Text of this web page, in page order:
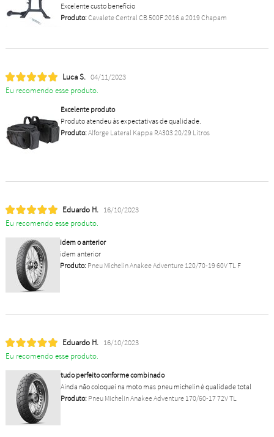
Excelente custo benefício
Produto:Cavalete Central CB 500F 2016 a 2019 Chapam
Luca S. 04/11/2023
Eu recomendo esse produto.
Excelente produto
Produto atendeu às expectativas de qualidade.
Produto:Alforge Lateral Kappa RA303 20/29 Litros
Eduardo H. 16/10/2023
Eu recomendo esse produto.
idem o anterior
idem anterior
Produto:Pneu Michelin Anakee Adventure 120/70-19 60V TL F
Eduardo H. 16/10/2023
Eu recomendo esse produto.
tudo perfeito conforme combinado
Ainda não coloquei na moto mas pneu michelin é qualidade total
Produto:Pneu Michelin Anakee Adventure 170/60-17 72V TL